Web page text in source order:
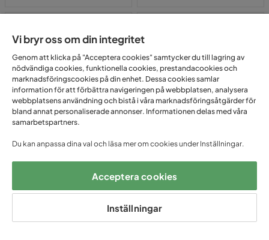
Utemöbler beige Utemöbler betong
Utemöbler grå Utemöbler metall
Utemöbler plast Utemöbler REA
Utemöbler stål Utemöbler trä
Utemöbler underhållsfria
Stort sortiment av utemöbler, altanmöbler &
Vi bryr oss om din integritet
Genom att klicka på "Acceptera cookies" samtycker du till lagring av
nödvändiga cookies, funktionella cookies, prestandacookies och
marknadsföringscookies på din enhet. Dessa cookies samlar
information för att förbättra navigeringen på webbplatsen, analysera
webbplatsens användning och bistå i våra marknadsföringsåtgärder för
bland annat personaliserade annonser. Informationen delas med våra
samarbetspartners.
Du kan anpassa dina val och läsa mer om cookies under Inställningar.
Acceptera cookies
Inställningar